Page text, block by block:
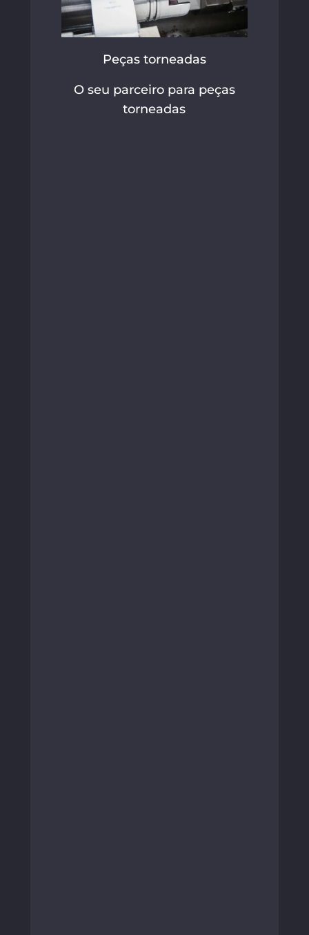
Peças torneadas
O seu parceiro para peças
torneadas